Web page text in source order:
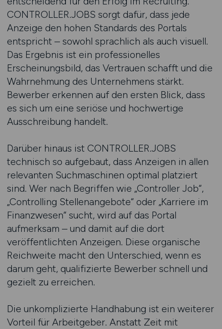
CONTROLLER.JOBS sorgt dafür, dass jede
Anzeige den hohen Standards des Portals
entspricht – sowohl sprachlich als auch visuell.
Das Ergebnis ist ein professionelles
Erscheinungsbild, das Vertrauen schafft und die
Wahrnehmung des Unternehmens stärkt.
Bewerber erkennen auf den ersten Blick, dass
es sich um eine seriöse und hochwertige
Ausschreibung handelt.
Darüber hinaus ist CONTROLLER.JOBS
technisch so aufgebaut, dass Anzeigen in allen
relevanten Suchmaschinen optimal platziert
sind. Wer nach Begriffen wie „Controller Job“,
„Controlling Stellenangebote“ oder „Karriere im
Finanzwesen“ sucht, wird auf das Portal
aufmerksam – und damit auf die dort
veröffentlichten Anzeigen. Diese organische
Reichweite macht den Unterschied, wenn es
darum geht, qualifizierte Bewerber schnell und
gezielt zu erreichen.
Die unkomplizierte Handhabung ist ein weiterer
Vorteil für Arbeitgeber. Anstatt Zeit mit